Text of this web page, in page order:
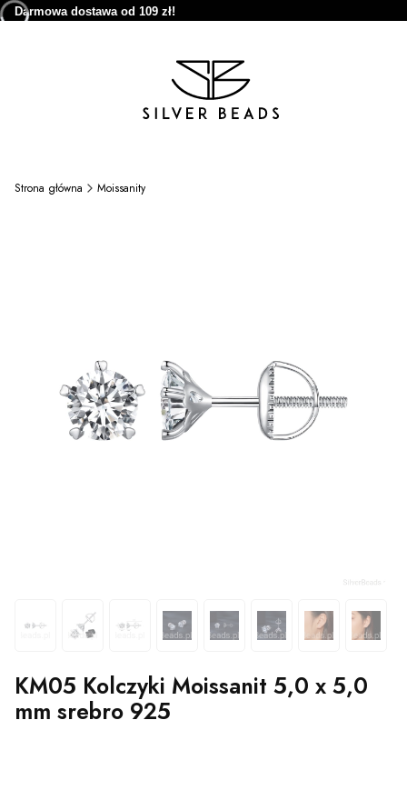
Darmowa dostawa od 109 zł!
Strona główna Moissanity
KM05 Kolczyki Moissanit 5,0 x 5,0
mm srebro 925